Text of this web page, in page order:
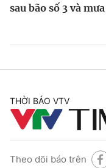
sau bão số 3 và
THỜI BÁO VTV
Theo dõi báo trên